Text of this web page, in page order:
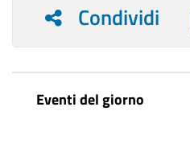
Condividi
Eventi del giorno